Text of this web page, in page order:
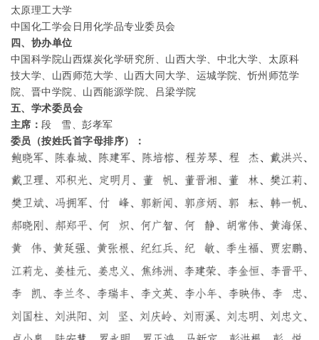
太原理工大学
中国化工学会日用化学品专业委员会
四、协办单位
中国科学院山西煤炭化学研究所、山西大学、中北大学、太原科
技大学、山西师范大学、山西大同大学、运城学院、忻州师范学
院、晋中学院、山西能源学院、吕梁学院
五、学术委员会
主席：段
雪、彭孝军
委员（按姓氏首字母排序）：